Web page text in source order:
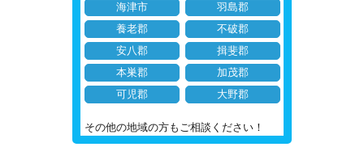
海津市
羽島郡
養老郡
不破郡
安八郡
揖斐郡
本巣郡
加茂郡
可児郡
大野郡
その他の地域の方もご相談ください！